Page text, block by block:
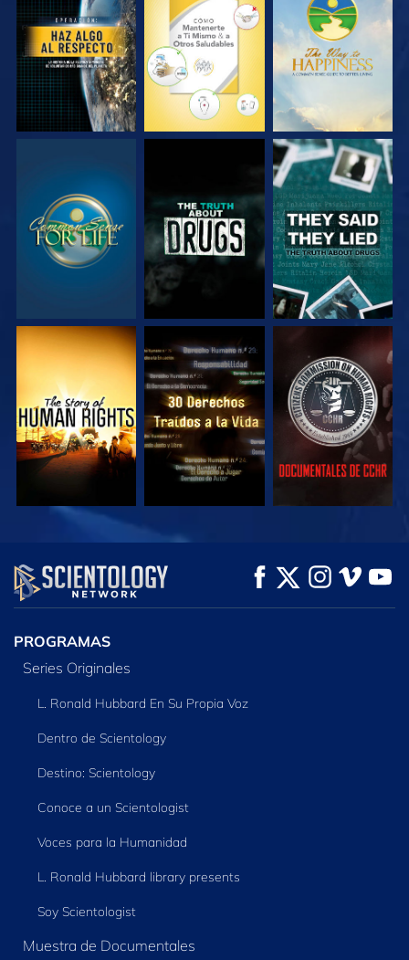
VE VE VE
VE VE
VE VE VE
VE
EXPLORA LAS
SERIES
PROGRAMAS
Series Originales
L. Ronald Hubbard En Su Propia Voz
Dentro de Scientology
Destino: Scientology
Conoce a un Scientologist
Voces para la Humanidad
L. Ronald Hubbard library presents
Soy Scientologist
Muestra de Documentales